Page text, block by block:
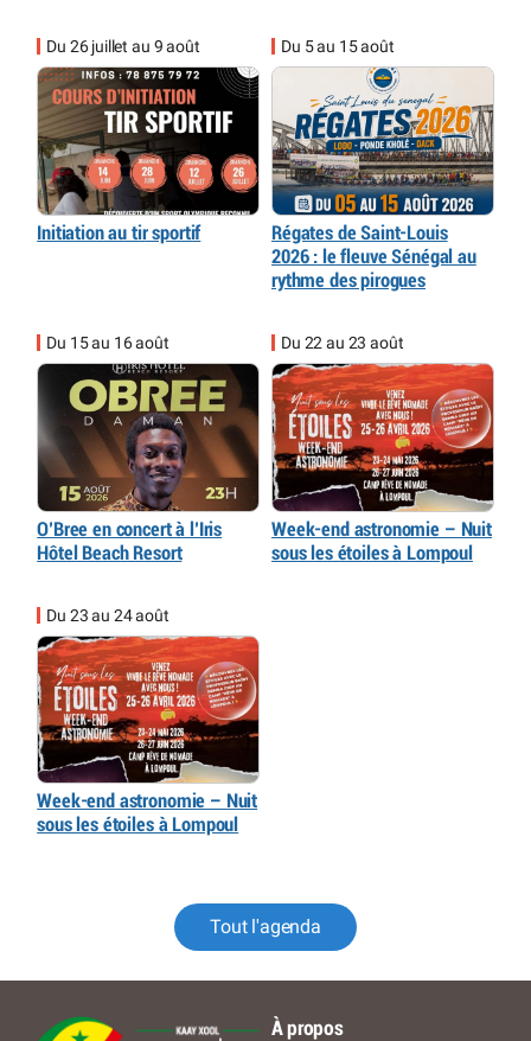
Du 26 juillet au 9 août
Initiation au tir sportif
Du 5 au 15 août
Régates de Saint-Louis
2026 : le fleuve Sénégal au
rythme des pirogues
Du 15 au 16 août
O’Bree en concert à l’Iris
Hôtel Beach Resort
Du 22 au 23 août
Week-end astronomie – Nuit
sous les étoiles à Lompoul
Du 23 au 24 août
Week-end astronomie – Nuit
sous les étoiles à Lompoul
Tout l'agenda
À propos